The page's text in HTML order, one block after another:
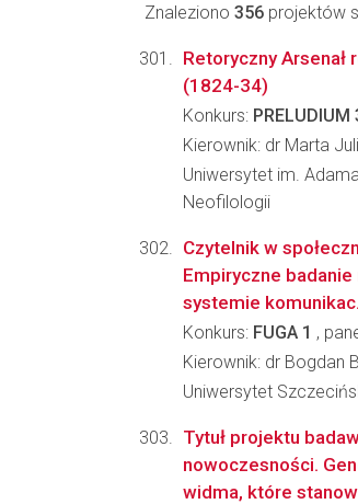
Znaleziono 356 projektów
Retoryczny Arsenał
(1824-34)
Konkurs: PRELUDIUM
Kierownik: dr Marta
Uniwersytet im.
Neofilologii
Czytelnik w
Empiryczne
systemie
Konkurs: FUGA 1 ,
Kierownik: dr Bogdan
Uniwersytet
Tytuł projektu
nowoczesności.
widma, które